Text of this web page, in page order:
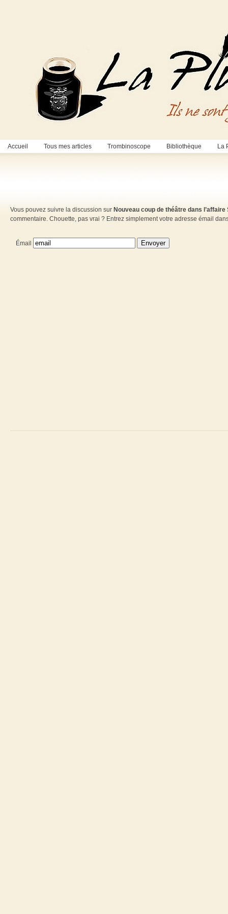
Accueil Tous mes articles Trombinoscope Bibliothèque La
Vous pouvez suivre la discussion sur Nouveau coup de théâtre dans
commentaire. Chouette, pas vrai ? Entrez simplement votre adresse émail
Émail